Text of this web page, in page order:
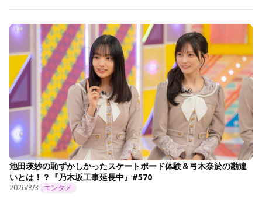
池田瑛紗の恥ずかしかったスケートボード体験＆弓木奈於の勘違
いとは！？『乃木坂工事延長中』#570
2026/8/3 エンタメ